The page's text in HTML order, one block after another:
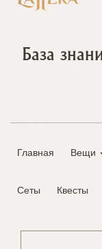
База
Главная Вещи
Сеты Квесты